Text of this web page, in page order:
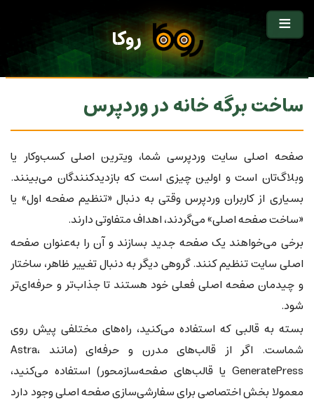
روکا
ساخت برگه خانه در وردپرس
صفحه اصلی سایت وردپرسی شما، ویترین اصلی کسب‌وکار یا
وبلاگ‌تان است و اولین چیزی است که بازدیدکنندگان می‌بینند.
بسیاری از کاربران وردپرس وقتی به دنبال «تنظیم صفحه اول» یا
«ساخت صفحه اصلی» می‌گردند، اهداف متفاوتی دارند.
برخی می‌خواهند یک صفحه جدید بسازند و آن را به‌عنوان صفحه
اصلی سایت تنظیم کنند. گروهی دیگر به دنبال تغییر ظاهر، ساختار
و چیدمان صفحه اصلی فعلی خود هستند تا جذاب‌تر و حرفه‌ای‌تر
شود.
بسته به قالبی که استفاده می‌کنید، راه‌های مختلفی پیش روی
شماست. اگر از قالب‌های مدرن و حرفه‌ای (مانند Astra،
GeneratePress یا قالب‌های صفحه‌سازمحور) استفاده می‌کنید،
معمولا بخش اختصاصی برای سفارشی‌سازی صفحه اصلی وجود دارد